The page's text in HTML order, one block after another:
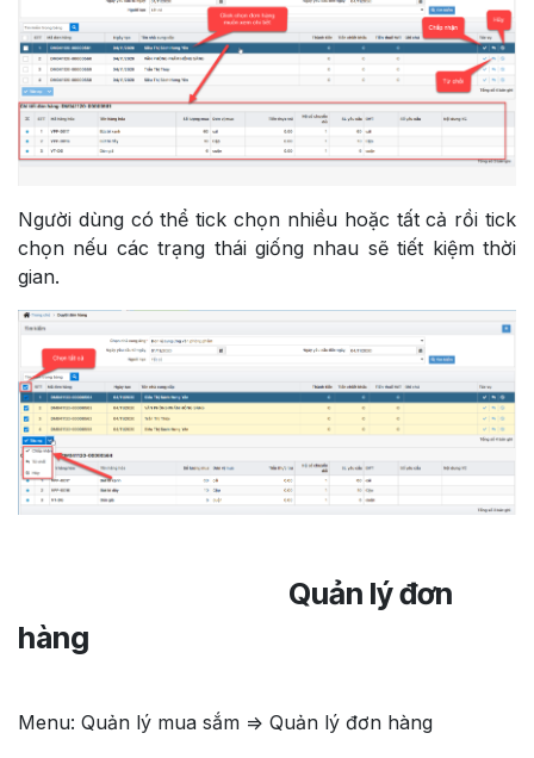
Người dùng có thể tick chọn nhiều hoặc tất cả rồi tick
chọn nếu các trạng thái giống nhau sẽ tiết kiệm thời
gian.
Quản lý đơn
hàng
Menu: Quản lý mua sắm => Quản lý đơn hàng